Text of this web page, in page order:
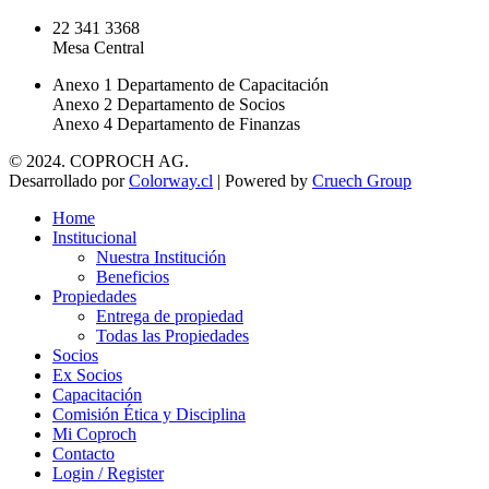
22 341 3368
Mesa Central
Anexo 1 Departamento de Capacitación
Anexo 2 Departamento de Socios
Anexo 4 Departamento de Finanzas
© 2024. COPROCH AG.
Desarrollado porColorway.cl | Powered by Cruech Group
Home
Institucional
Nuestra Institución
Beneficios
Propiedades
Entrega de propiedad
Todas las Propiedades
Socios
Ex Socios
Capacitación
Comisión Ética y Disciplina
Mi Coproch
Contacto
Login / Register